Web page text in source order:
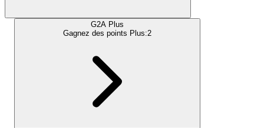
G2A Plus
Gagnez des points Plus:2